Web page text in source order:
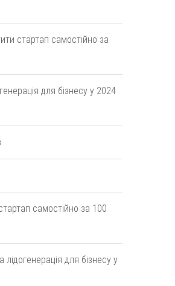
стартап самостійно за
для бізнесу у 2024
самостійно за 100
лідогенерація для бізнесу у